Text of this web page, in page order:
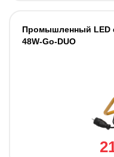
Промышленный LED
48W-Go-DUO